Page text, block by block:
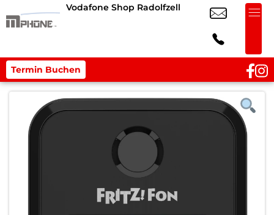
Vodafone Shop Radolfzell
Termin Buchen